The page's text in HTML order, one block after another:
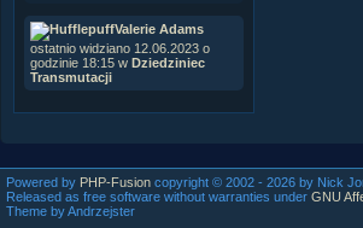
Valerie Adams
ostatnio widziano 12.06.2023 o
godzinie 18:15 w Dziedziniec
Transmutacji
Powered by PHP-Fusion copyright © 2002 - 2026 by Nick
Released as free software without warranties under GNU
Theme by Andrzejster